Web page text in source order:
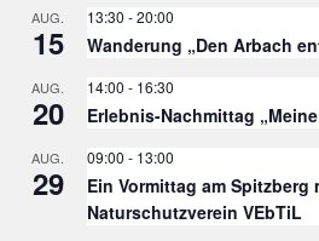
AUG.
15
13:30 -20:00
Wanderung „Den Arbach
AUG.
20
14:00 - 16:30
Erlebnis-Nachmittag
AUG.
29
09:00 - 13:00
Ein Vormittag am Spitzberg
Naturschutzverein VEbTiL